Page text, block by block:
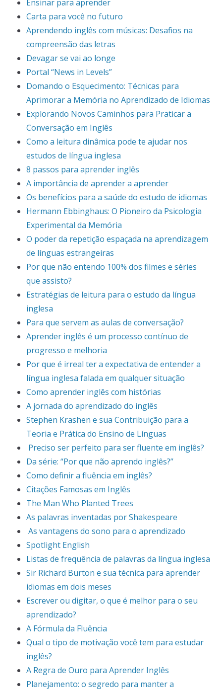
Ensinar para aprender
Carta para você no futuro
Aprendendo inglês com músicas: Desafios na
compreensão das letras
Devagar se vai ao longe
Portal “News in Levels”
Domando o Esquecimento: Técnicas para
Aprimorar a Memória no Aprendizado de Idiomas
Explorando Novos Caminhos para Praticar a
Conversação em Inglês
Como a leitura dinâmica pode te ajudar nos
estudos de língua inglesa
8 passos para aprender inglês
A importância de aprender a aprender
Os benefícios para a saúde do estudo de idiomas
Hermann Ebbinghaus: O Pioneiro da Psicologia
Experimental da Memória
O poder da repetição espaçada na aprendizagem
de línguas estrangeiras
Por que não entendo 100% dos filmes e séries
que assisto?
Estratégias de leitura para o estudo da língua
inglesa
Para que servem as aulas de conversação?
Aprender inglês é um processo contínuo de
progresso e melhoria
Por que é irreal ter a expectativa de entender a
língua inglesa falada em qualquer situação
Como aprender inglês com histórias
A jornada do aprendizado do inglês
Stephen Krashen e sua Contribuição para a
Teoria e Prática do Ensino de Línguas
Preciso ser perfeito para ser fluente em inglês?
Da série: “Por que não aprendo inglês?”
Como definir a fluência em inglês?
Citações Famosas em Inglês
The Man Who Planted Trees
As palavras inventadas por Shakespeare
As vantagens do sono para o aprendizado
Spotlight English
Listas de frequência de palavras da língua inglesa
Sir Richard Burton e sua técnica para aprender
idiomas em dois meses
Escrever ou digitar, o que é melhor para o seu
aprendizado?
A Fórmula da Fluência
Qual o tipo de motivação você tem para estudar
inglês?
A Regra de Ouro para Aprender Inglês
Planejamento: o segredo para manter a